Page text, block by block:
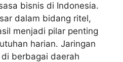
bisnis di Indonesia.
dalam bidang ritel,
menjadi pilar penting
harian. Jaringan
berbagai daerah